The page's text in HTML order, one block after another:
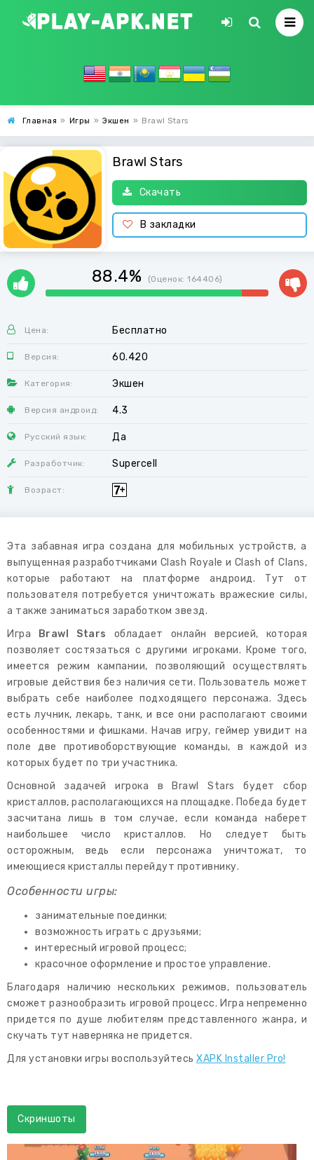
Главная » Игры » Экшен » Brawl Stars
Brawl Stars
Скачать
В закладки
88.4% (Оценок: 164406)
Цена: Бесплатно
Версия: 60.420
Категория: Экшен
Версия андроид: 4.3
Русский язык: Да
Разработчик: Supercell
Возраст:
Эта забавная игра создана для мобильных устройств, а
выпущенная разработчиками Clash Royale и Clash of Clans,
которые работают на платформе андроид. Тут от
пользователя потребуется уничтожать вражеские силы,
а также заниматься заработком звезд.
Игра
Brawl Stars
обладает онлайн версией, которая
позволяет состязаться с другими игроками. Кроме того,
имеется режим кампании, позволяющий осуществлять
игровые действия без наличия сети. Пользователь может
выбрать себе наиболее подходящего персонажа. Здесь
есть лучник, лекарь, танк, и все они располагают своими
особенностями и фишками. Начав игру, геймер увидит на
поле две противоборствующие команды, в каждой из
которых будет по три участника.
Основной задачей игрока в Brawl Stars будет сбор
кристаллов, располагающихся на площадке. Победа будет
засчитана лишь в том случае, если команда наберет
наибольшее число кристаллов. Но следует быть
осторожным, ведь если персонажа уничтожат, то
имеющиеся кристаллы перейдут противнику.
Особенности игры:
занимательные поединки;
возможность играть с друзьями;
интересный игровой процесс;
красочное оформление и простое управление.
Благодаря наличию нескольких режимов, пользователь
сможет разнообразить игровой процесс. Игра непременно
придется по душе любителям представленного жанра, и
скучать тут наверняка не придется.
Для установки игры воспользуйтесь XAPK Installer Pro!
Скриншоты